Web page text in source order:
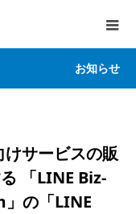
お知らせ
けサービスの販
「LINE Biz-
の「LINE